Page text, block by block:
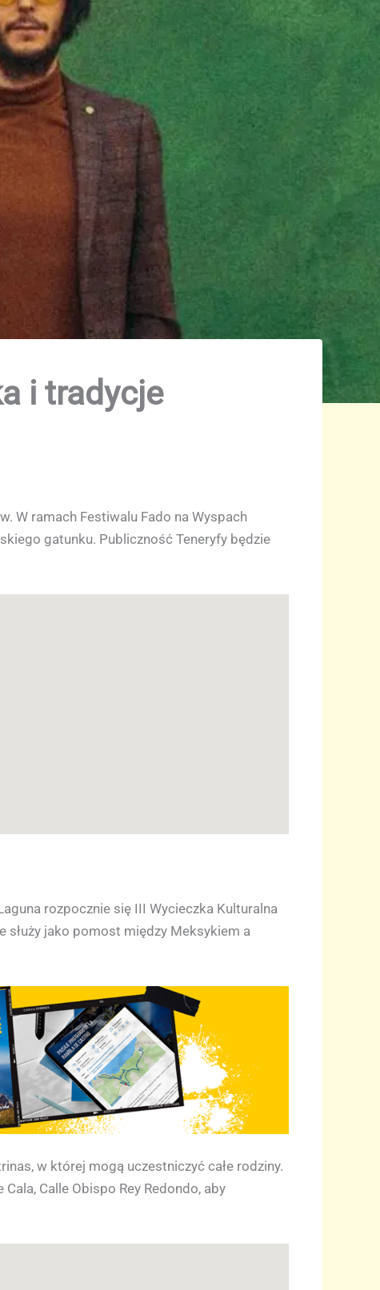
i tradycje
W ramach Festiwalu Fado na Wyspach
gatunku. Publiczność Teneryfy będzie
rozpocznie się III Wycieczka Kulturalna
służy jako pomost między Meksykiem a
w której mogą uczestniczyć całe rodziny.
Calle Obispo Rey Redondo, aby